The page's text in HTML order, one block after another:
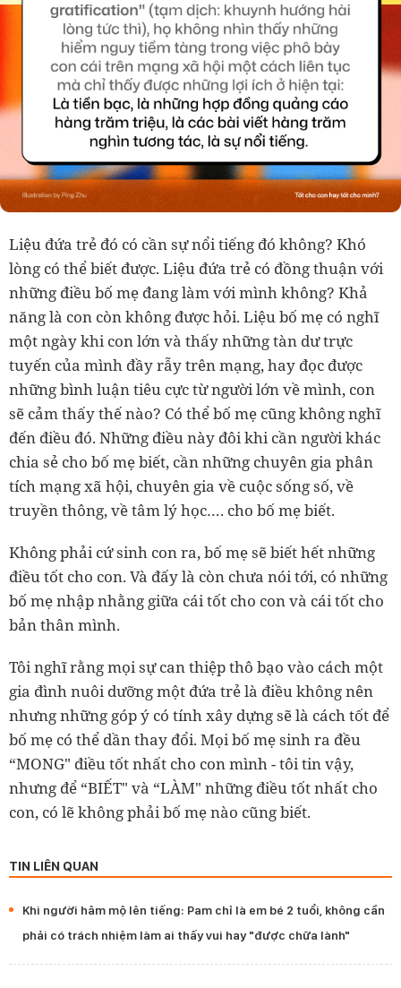
Liệu đứa trẻ đó có cần sự nổi tiếng đó không? Khó
lòng có thể biết được. Liệu đứa trẻ có đồng thuận với
những điều bố mẹ đang làm với mình không? Khả
năng là con còn không được hỏi. Liệu bố mẹ có nghĩ
một ngày khi con lớn và thấy những tàn dư trực
tuyến của mình đầy rẫy trên mạng, hay đọc được
những bình luận tiêu cực từ người lớn về mình, con
sẽ cảm thấy thế nào? Có thể bố mẹ cũng không nghĩ
đến điều đó. Những điều này đôi khi cần người khác
chia sẻ cho bố mẹ biết, cần những chuyên gia phân
tích mạng xã hội, chuyên gia về cuộc sống số, về
truyền thông, về tâm lý học…. cho bố mẹ biết.
Không phải cứ sinh con ra, bố mẹ sẽ biết hết những
điều tốt cho con. Và đấy là còn chưa nói tới, có những
bố mẹ nhập nhằng giữa cái tốt cho con và cái tốt cho
bản thân mình.
Tôi nghĩ rằng mọi sự can thiệp thô bạo vào cách một
gia đình nuôi dưỡng một đứa trẻ là điều không nên
nhưng những góp ý có tính xây dựng sẽ là cách tốt để
bố mẹ có thể dần thay đổi. Mọi bố mẹ sinh ra đều
“MONG" điều tốt nhất cho con mình - tôi tin vậy,
nhưng để “BIẾT" và “LÀM" những điều tốt nhất cho
con, có lẽ không phải bố mẹ nào cũng biết.
TIN LIÊN QUAN
Khi người hâm mộ lên tiếng: Pam chỉ là em bé 2 tuổi, không cần
phải có trách nhiệm làm ai thấy vui hay "được chữa lành"